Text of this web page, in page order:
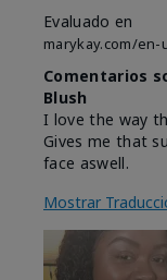
Evaluado en
marykay.com/en-
Comentarios
Blush
I love the way
Gives me that
face aswell.
Mostrar